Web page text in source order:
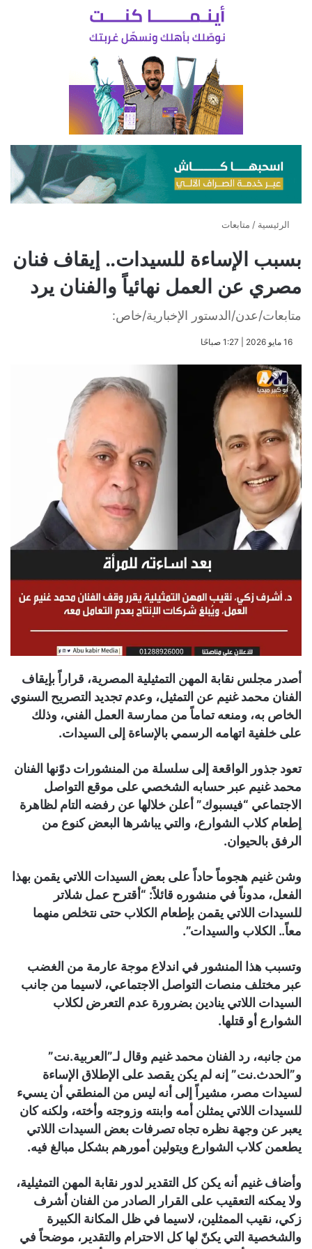
الرئيسية / متابعات
بسبب الإساءة للسيدات.. إيقاف فنان
مصري عن العمل نهائياً والفنان يرد
متابعات/عدن/الدستور الإخبارية/خاص:
​16 مايو 2026 | 1:27 صباحًا
أصدر مجلس نقابة المهن التمثيلية المصرية، قراراً بإيقاف
الفنان محمد غنيم عن التمثيل، وعدم تجديد التصريح السنوي
الخاص به، ومنعه تماماً من ممارسة العمل الفني، وذلك
على خلفية اتهامه الرسمي بالإساءة إلى السيدات.
تعود جذور الواقعة إلى سلسلة من المنشورات دوّنها الفنان
محمد غنيم عبر حسابه الشخصي على موقع التواصل
الاجتماعي “فيسبوك” أعلن خلالها عن رفضه التام لظاهرة
إطعام كلاب الشوارع، والتي يباشرها البعض كنوع من
الرفق بالحيوان.
وشن غنيم هجوماً حاداً على بعض السيدات اللاتي يقمن بهذا
الفعل، مدوناً في منشوره قائلاً: “أقترح عمل شلاتر
للسيدات اللاتي يقمن بإطعام الكلاب حتى نتخلص منهما
معاً.. الكلاب والسيدات”.
وتسبب هذا المنشور في اندلاع موجة عارمة من الغضب
عبر مختلف منصات التواصل الاجتماعي، لاسيما من جانب
السيدات اللاتي ينادين بضرورة عدم التعرض لكلاب
الشوارع أو قتلها.
من جانبه، رد الفنان محمد غنيم وقال لـ”العربية.نت”
و”الحدث.نت” إنه لم يكن يقصد على الإطلاق الإساءة
لسيدات مصر، مشيراً إلى أنه ليس من المنطقي أن يسيء
للسيدات اللاتي يمثلن أمه وابنته وزوجته وأخته، ولكنه كان
يعبر عن وجهة نظره تجاه تصرفات بعض السيدات اللاتي
يطعمن كلاب الشوارع ويتولين أمورهم بشكل مبالغ فيه.
وأضاف غنيم أنه يكن كل التقدير لدور نقابة المهن التمثيلية،
ولا يمكنه التعقيب على القرار الصادر من الفنان أشرف
زكي، نقيب الممثلين، لاسيما في ظل المكانة الكبيرة
والشخصية التي يكنّ لها كل الاحترام والتقدير، موضحاً في